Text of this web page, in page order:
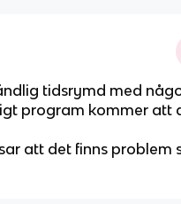
tidsrymd med
program kommer att
att det finns problem